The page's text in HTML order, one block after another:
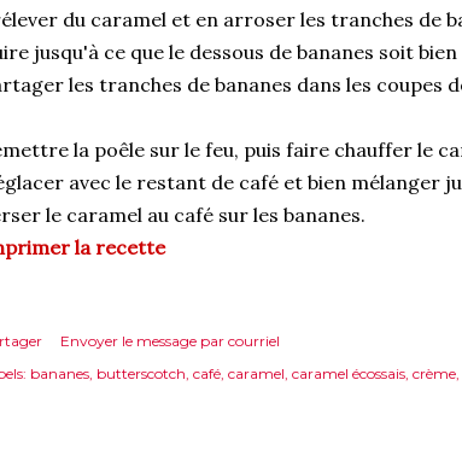
du caramel et en arroser les tranches de
jusqu'à ce que le dessous de bananes soit
les tranches de bananes dans les coupes
la poêle sur le feu, puis faire chauffer le
avec le restant de café et bien mélanger
le caramel au café sur les bananes.
la recette
Envoyer le message par courriel
bananes butterscotch café caramel caramel écossais crème